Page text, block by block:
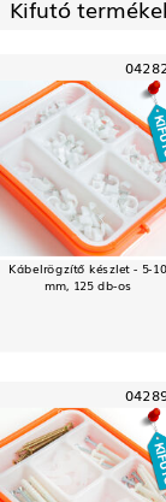
Kifutó
Kábelrögzítő készlet - 5-10
mm, 125 db-os